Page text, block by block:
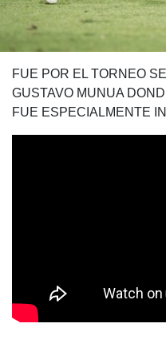
FUE POR EL TORNEO
GUSTAVO MUNUA
FUE ESPECIALMENTE